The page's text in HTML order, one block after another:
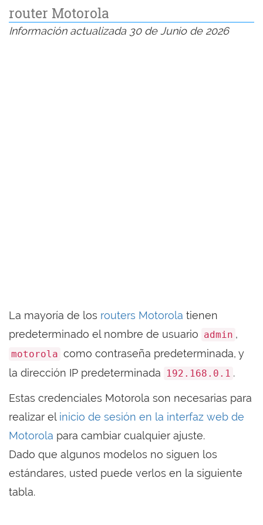
router Motorola
Información actualizada 30 de Junio de 2026
La mayoría de los routers Motorola tienen
predeterminado el nombre de usuario admin ,
motorola como contraseña predeterminada, y
la dirección IP predeterminada
192.168.0.1 .
Estas credenciales Motorola son necesarias para
realizar el inicio de sesión en la interfaz web de
Motorola para cambiar cualquier ajuste.
Dado que algunos modelos no siguen los
estándares, usted puede verlos en la siguiente
tabla.